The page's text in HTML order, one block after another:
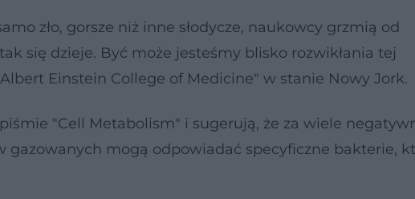
zło, gorsze niż inne słodycze, naukowcy grzmią od
się dzieje. Być może jesteśmy blisko rozwikłania tej
Einstein College of Medicine" w stanie Nowy Jork.
"Cell Metabolism" i sugerują, że za wiele
gazowanych mogą odpowiadać specyficzne bakterie,